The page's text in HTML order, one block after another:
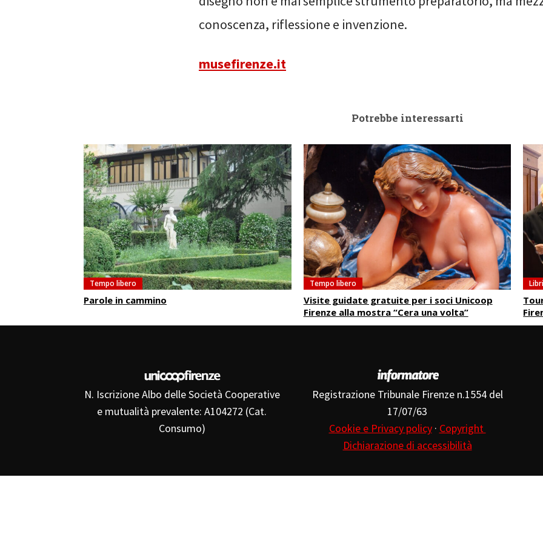
conoscenza, riflessione e invenzione.
musefirenze.it
Potrebbe interessarti
Tempo libero
Parole in cammino
Tempo libero
Visite guidate gratuite per i soci Unicoop
Firenze alla mostra “Cera una volta”
N. Iscrizione Albo delle Società Cooperative
e mutualità prevalente: A104272 (Cat.
Consumo)
Registrazione Tribunale Firenze n.1554 del
17/07/63
Cookie e Privacy policy· Copyright
Dichiarazione di accessibilità